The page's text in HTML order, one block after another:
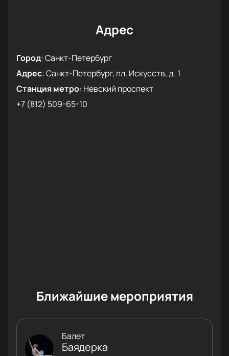
Адрес
Город:Санкт-Петербург
Адрес:Санкт-Петербург, пл. Искусств, д. 1
Станция метро: Невский проспект
+7 (812) 509-65-10
Ближайшие мероприятия
Балет
Баядерка